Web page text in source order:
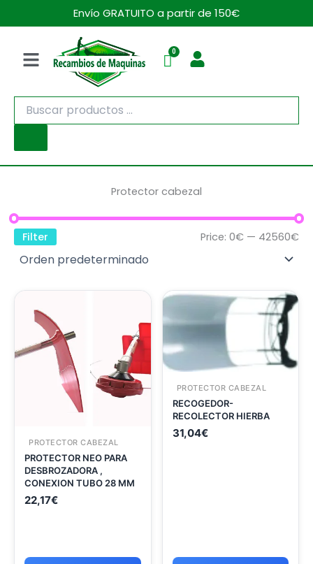
al
Envío GRATUITO a partir de 150€
Menú
productos
Protector cabezal
Filter Price: 0€ — 42560€
PROTECTOR CABEZAL
PROTECTOR NEO PARA
DESBROZADORA ,
CONEXION TUBO 28 MM
22,17€
PROTECTOR CABEZAL
RECOGEDOR-
RECOLECTOR HIERBA
31,04€